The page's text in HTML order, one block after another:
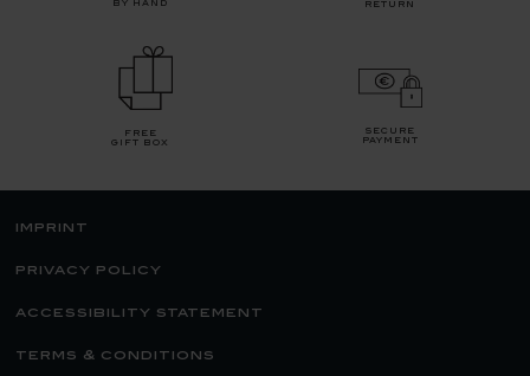
by hand
return
free
gift box
secure
payment
imprint
privacy policy
accessibility statement
terms & conditions